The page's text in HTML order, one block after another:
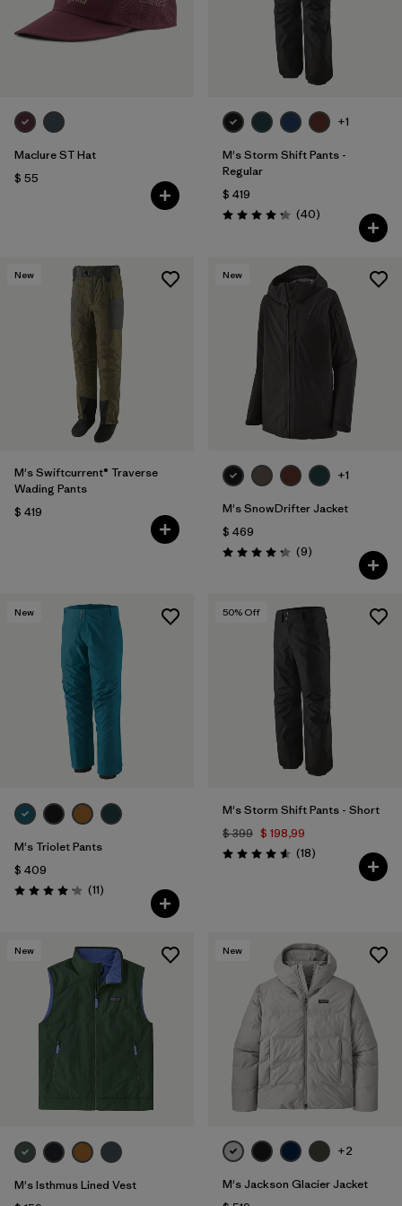
Maclure ST Hat
$ 55
+1
M's Storm Shift Pants -
Regular
$ 419
Valoración: 4.3 / 5
(40Comentarios
)
New
M's Swiftcurrent® Traverse
Wading Pants
$ 419
New
+1
M's SnowDrifter Jacket
$ 469
Valoración: 4.2 / 5
(9Comentarios
)
New
M's Triolet Pants
$ 409
Valoración: 4.2 / 5
(11Comentarios
)
50% Off
M's Storm Shift Pants - Short
$ 399 $ 198,99
Valoración: 4.6 / 5
(18Comentarios
)
New
M's Isthmus Lined Vest
New
+2
M's Jackson Glacier Jacket